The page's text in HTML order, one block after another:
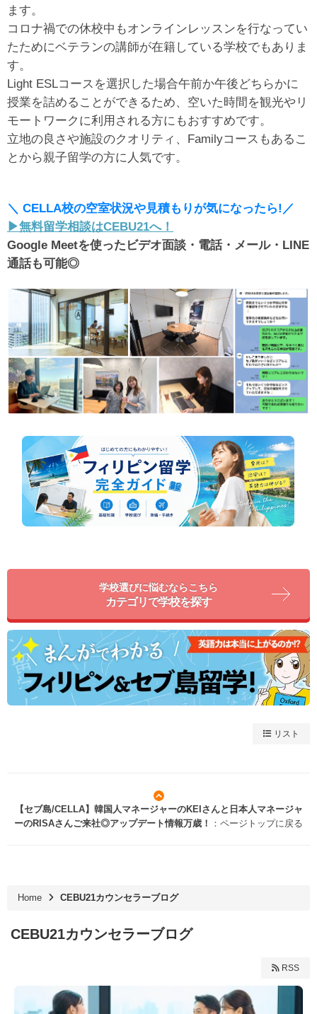
ます。
コロナ禍での休校中もオンラインレッスンを行なってい
たためにベテランの講師が在籍している学校でもありま
す。
Light ESLコースを選択した場合午前か午後どちらかに
授業を詰めることができるため、空いた時間を観光やリ
モートワークに利用される方にもおすすめです。
立地の良さや施設のクオリティ、Familyコースもあるこ
とから親子留学の方に人気です。
＼ CELLA校の空室状況や見積もりが気になったら!／
▶︎無料留学相談はCEBU21へ！
Google Meetを使ったビデオ面談・電話・メール・LINE
通話も可能◎
学校選びに悩むならこちら
カテゴリで学校を探す
リスト
【セブ島/CELLA】韓国人マネージャーのKEIさんと日本人マネージャ
ーのRISAさんご来社◎アップデート情報万歳！
：ページトップに戻る
Home CEBU21カウンセラーブログ
CEBU21カウンセラーブログ
RSS